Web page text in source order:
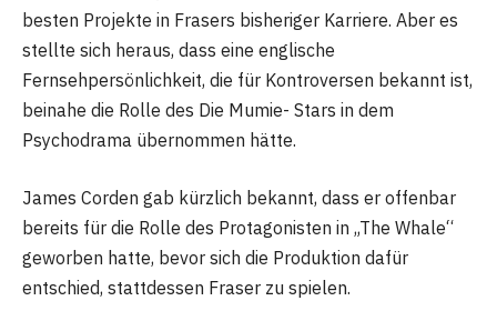
besten Projekte in Frasers bisheriger Karriere. Aber es
stellte sich heraus, dass eine englische
Fernsehpersönlichkeit, die für Kontroversen bekannt ist,
beinahe die Rolle des Die Mumie- Stars in dem
Psychodrama übernommen hätte.
James Corden gab kürzlich bekannt, dass er offenbar
bereits für die Rolle des Protagonisten in „The Whale“
geworben hatte, bevor sich die Produktion dafür
entschied, stattdessen Fraser zu spielen.